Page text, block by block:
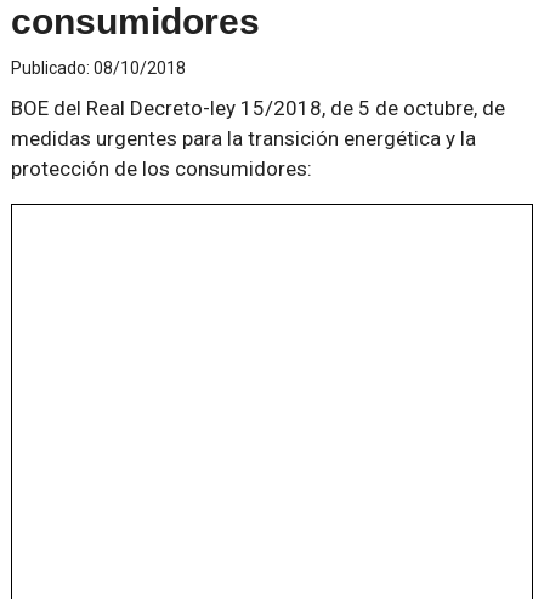
consumidores
Publicado: 08/10/2018
BOE del Real Decreto-ley 15/2018, de 5 de octubre, de
medidas urgentes para la transición energética y la
protección de los consumidores: